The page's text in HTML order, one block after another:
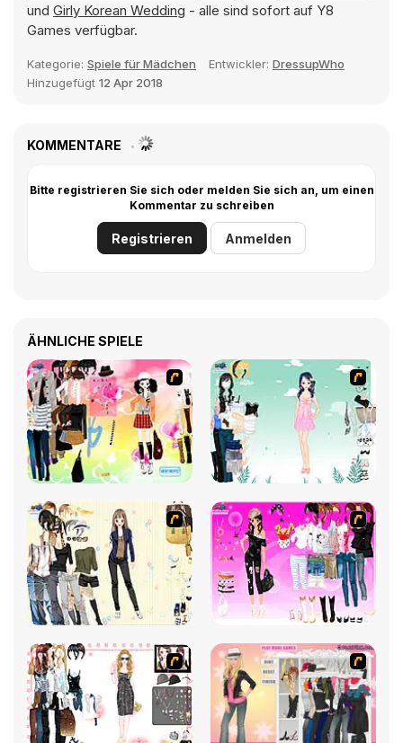
und Girly Korean Wedding - alle sind sofort auf Y8
Games verfügbar.
Kategorie: Spiele für Mädchen Entwickler: DressupWho
Hinzugefügt 12 Apr 2018
KOMMENTARE
Bitte registrieren Sie sich oder melden Sie sich an, um einen
Kommentar zu schreiben
Registrieren Anmelden
ÄHNLICHE SPIELE